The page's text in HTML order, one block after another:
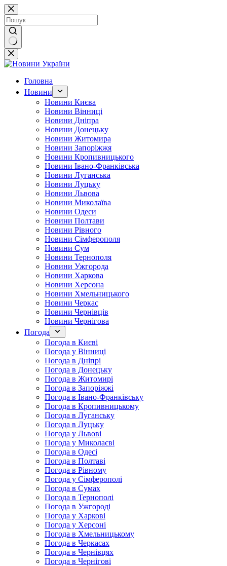
Перейти
до
вмісту
Немає
результатів
Головна
Новини
Новини Києва
Новини Вінниці
Новини Дніпра
Новини Донецьку
Новини Житомира
Новини Запоріжжя
Новини Кропивницького
Новини Івано-Франківська
Новини Луганська
Новини Луцьку
Новини Львова
Новини Миколаїва
Новини Одеси
Новини Полтави
Новини Рівного
Новини Сімферополя
Новини Сум
Новини Тернополя
Новини Ужгорода
Новини Харкова
Новини Херсона
Новини Хмельницького
Новини Черкас
Новини Чернівців
Новини Чернігова
Погода
Погода в Києві
Погода у Вінниці
Погода в Дніпрі
Погода в Донецьку
Погода в Житомирі
Погода в Запоріжжі
Погода в Івано-Франківську
Погода в Кропивницькому
Погода в Луганську
Погода в Луцьку
Погода у Львові
Погода у Миколаєві
Погода в Одесі
Погода в Полтаві
Погода в Рівному
Погода у Сімферополі
Погода в Сумах
Погода в Тернополі
Погода в Ужгороді
Погода у Харкові
Погода у Херсоні
Погода в Хмельницькому
Погода в Черкасах
Погода в Чернівцях
Погода в Чернігові